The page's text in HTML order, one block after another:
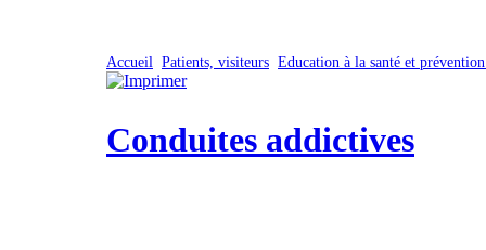
Accueil Patients, visiteurs Education à la santé et
Conduites addictives